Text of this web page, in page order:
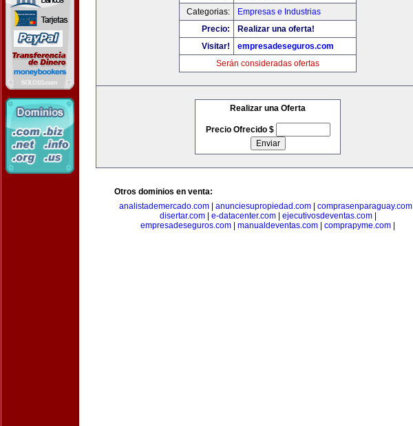
Categorias:
Empresas e Industrias
Precio:
Realizar una oferta!
Visitar!
empresadeseguros.com
Serán consideradas ofertas
Realizar una Oferta
Precio Ofrecido $
Otros dominios en venta:
analistademercado.com
anunciesupropiedad.com comprasenparaguay.com
disertar.com| e-datacenter.com| ejecutivosdeventas.com|
empresadeseguros.com
manualdeventas.com comprapyme.com